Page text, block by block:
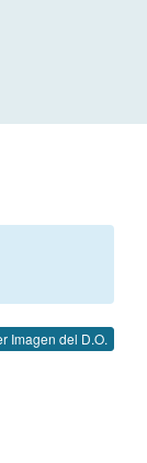
Imagen del D.O.